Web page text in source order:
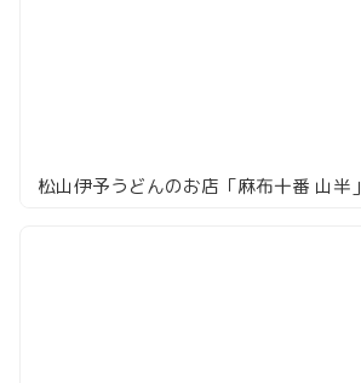
松山伊予うどんのお店「麻布十番 山半」